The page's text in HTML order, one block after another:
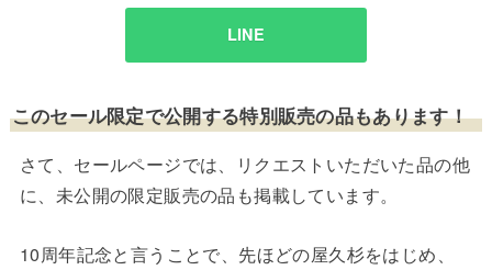
LINE
このセール限定で公開する特別販売の品もあります！
さて、セールページでは、リクエストいただいた品の他
に、未公開の限定販売の品も掲載しています。
10周年記念と言うことで、先ほどの屋久杉をはじめ、